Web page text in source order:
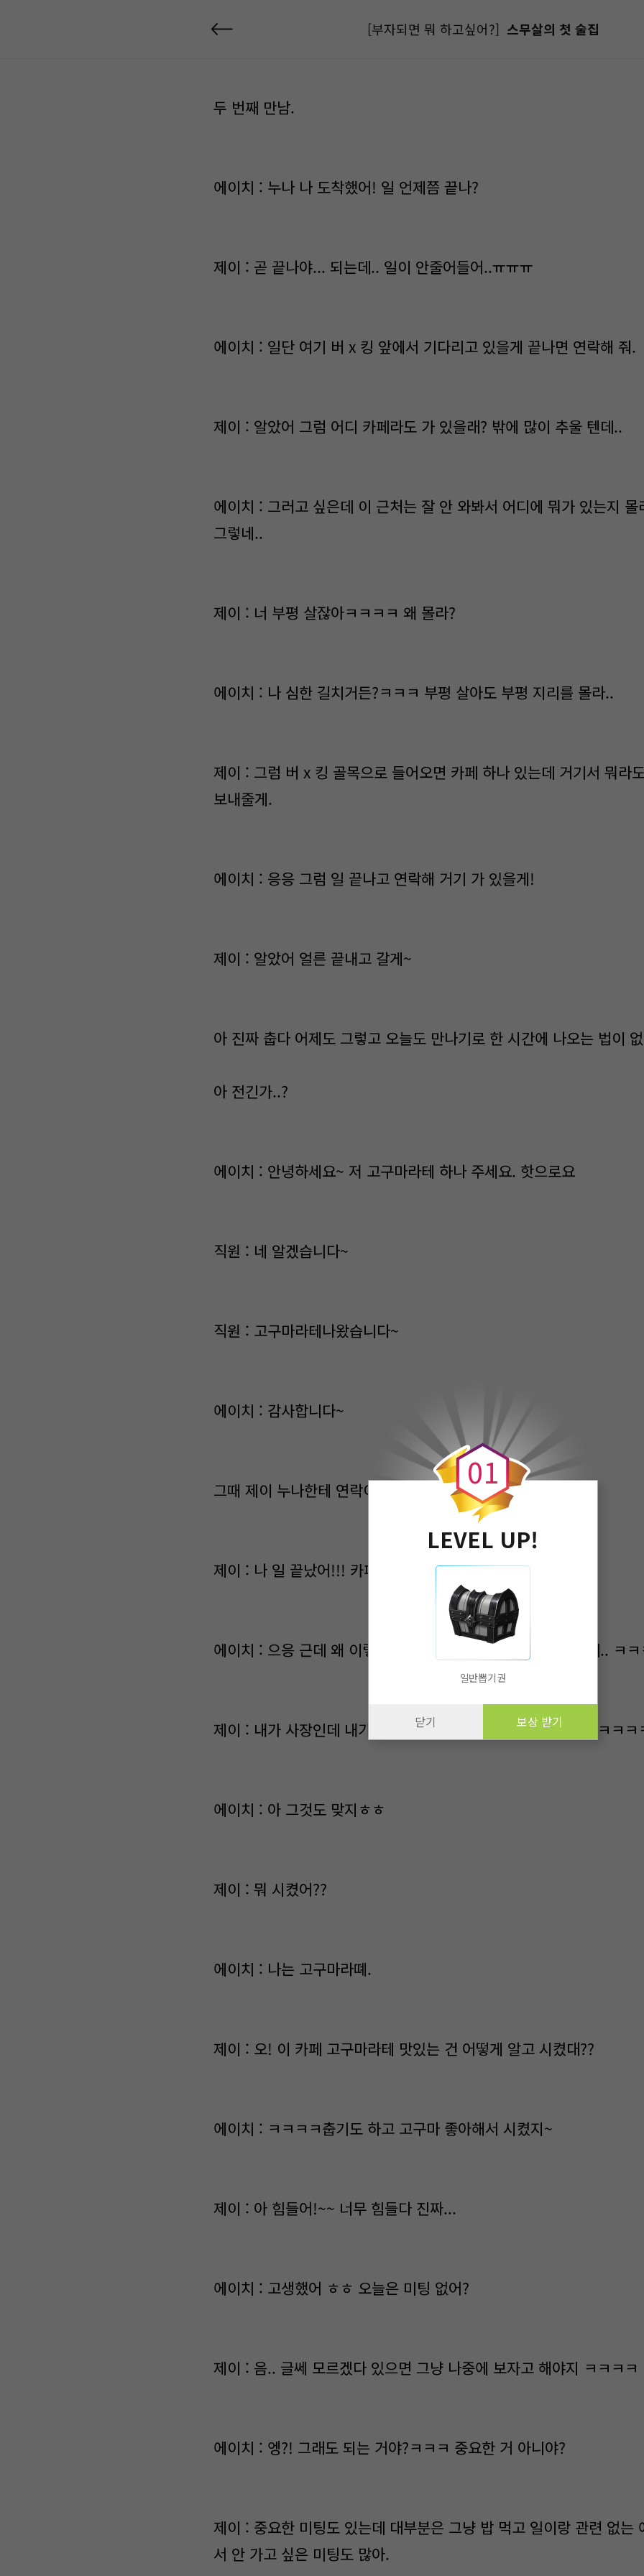
[부자되면 뭐 하고싶어?] 스무살의 첫 술집
두 번째 만남.
에이치 : 누나 나 도착했어! 일 언제쯤 끝나?
제이 : 곧 끝나야... 되는데.. 일이 안줄어들어..ㅠㅠㅠ
에이치 : 일단 여기 버 x 킹 앞에서 기다리고 있을게 끝나면 연락해 줘.
제이 : 알았어 그럼 어디 카페라도 가 있을래? 밖에 많이 추울 텐데..
에이치 : 그러고 싶은데 이 근처는 잘 안 와봐서 어디에 뭐가 있는지
그렇네..
제이 : 너 부평 살잖아ㅋㅋㅋㅋ 왜 몰라?
에이치 : 나 심한 길치거든?ㅋㅋㅋ 부평 살아도 부평 지리를 몰라..
제이 : 그럼 버 x 킹 골목으로 들어오면 카페 하나 있는데 거기서 뭐라
보내줄게.
에이치 : 응응 그럼 일 끝나고 연락해 거기 가 있을게!
제이 : 알았어 얼른 끝내고 갈게~
아 진짜 춥다 어제도 그렇고 오늘도 만나기로 한 시간에 나오는 법이
아 전긴가..?
에이치 : 안녕하세요~ 저 고구마라테 하나 주세요. 핫으로요
직원 : 네 알겠습니다~
직원 : 고구마라테나왔습니다~
에이치 : 감사합니다~
그때 제이 누나한테 연락이 왔다.
제이 : 나 일 끝났어!!! 카페야?
에이치 : 으응 근데 왜 이렇게 빨리 끝났어? 좀 걸릴 줄 알았는데.. ㅋ
제이 : 내가 사장인데 내가 퇴근하고 싶으면 하는 거지 뭐~ ㅋㅋㅋㅋㅋ
에이치 : 아 그것도 맞지ㅎㅎ
제이 : 뭐 시켰어??
에이치 : 나는 고구마라뗴.
제이 : 오! 이 카페 고구마라테 맛있는 건 어떻게 알고 시켰대??
에이치 : ㅋㅋㅋㅋ춥기도 하고 고구마 좋아해서 시켰지~
제이 : 아 힘들어!~~ 너무 힘들다 진짜...
에이치 : 고생했어 ㅎㅎ 오늘은 미팅 없어?
제이 : 음.. 글쎄 모르겠다 있으면 그냥 나중에 보자고 해야지 ㅋㅋㅋㅋ
에이치 : 엥?! 그래도 되는 거야?ㅋㅋㅋ 중요한 거 아니야?
제이 : 중요한 미팅도 있는데 대부분은 그냥 밥 먹고 일이랑 관련 없는
서 안 가고 싶은 미팅도 많아.
0
0
1
LEVEL UP!
일반뽑기권
닫기 보상 받기